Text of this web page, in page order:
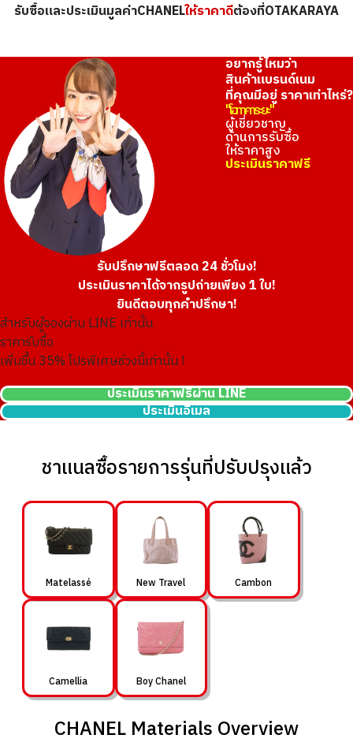
รับซื้อและประเมินมูลค่าCHANELให้ราคาดีต้องที่OTAKARAYA
อยากรู้ไหมว่า
สินค้าแบรนด์เนม
ที่คุณมีอยู่ ราคาเท่าไหร่?
"โอทาคาระยะ"
ผู้เชี่ยวชาญ
ด้านการรับซื้อ
ให้ราคาสูง
ประเมินราคาฟรี
รับปรึกษาฟรีตลอด 24 ชั่วโมง!
ประเมินราคาได้จากรูปถ่ายเพียง 1 ใบ!
ยินดีตอบทุกคำปรึกษา!
สำหรับผู้จองผ่าน LINE เท่านั้น
ราคารับซื้อ
เพิ่มขึ้น35% โปรพิเศษช่วงนี้เท่านั้น !
ประเมินราคาฟรีผ่าน LINE
ประเมินอีเมล
ชาแนลซื้อรายการรุ่นที่ปรับปรุงแล้ว
Matelassé New Travel Cambon
Camellia Boy Chanel
CHANEL Materials Overview